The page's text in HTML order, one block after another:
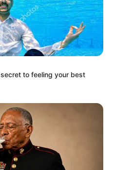
to feeling your best